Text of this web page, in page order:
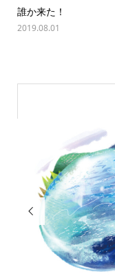
誰か来た！
2019.08.01
